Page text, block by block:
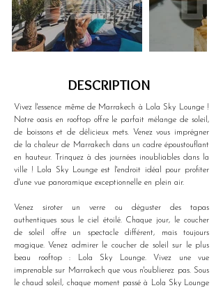
DESCRIPTION
Vivez l'essence même de Marrakech à Lola Sky Lounge !
Notre oasis en rooftop offre le parfait mélange de soleil,
de boissons et de délicieux mets. Venez vous imprégner
de la chaleur de Marrakech dans un cadre époustouflant
en hauteur. Trinquez à des journées inoubliables dans la
ville ! Lola Sky Lounge est l'endroit idéal pour profiter
d'une vue panoramique exceptionnelle en plein air.
Venez siroter un verre ou déguster des tapas
authentiques sous le ciel étoilé. Chaque jour, le coucher
de soleil offre un spectacle différent, mais toujours
magique. Venez admirer le coucher de soleil sur le plus
beau rooftop : Lola Sky Lounge. Vivez une vue
imprenable sur Marrakech que vous n'oublierez pas. Sous
le chaud soleil, chaque moment passé à Lola Sky Lounge